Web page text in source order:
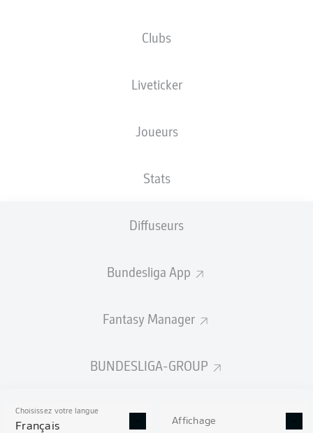
Clubs
Liveticker
Joueurs
Stats
Diffuseurs
Bundesliga App
Fantasy Manager
BUNDESLIGA-GROUP
Choisissez votre langue
Français Affichage
STATS DE LA SAISON
2026/2027